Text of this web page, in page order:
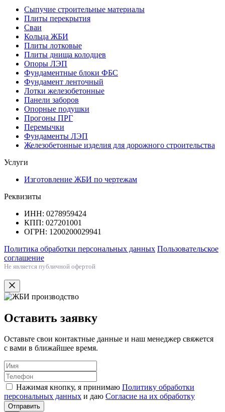
Сыпучие строительные материалы
Плиты перекрытия
Сваи
Кольца ЖБИ
Плиты лотковые
Плиты днища колодцев
Опоры ЛЭП
Фундаментные блоки ФБС
Фундамент ленточный
Лотки железобетонные
Панели заборов
Опорные подушки
Прогоны ПРГ
Перемычки
Фундаменты ЛЭП
Железобетонные изделия для дорожного строительства
Услуги
Изготовление ЖБИ по чертежам
Реквизиты
ИНН: 0278959424
КПП: 027201001
ОГРН: 1200200029941
Политика обработки персональных данных Пользовательское
соглашение
Не является публичной офертой
Оставить заявку
Оставьте свои контактные данные и наш менеджер свяжется
с вами в ближайшее время.
Нажимая кнопку, я принимаю Политику обработки
персональных данных и даю Согласие на их обработку
Отправить